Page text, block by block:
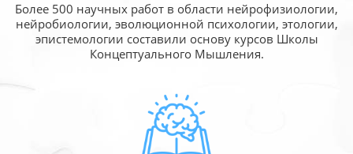
Более 500 научных работ в области нейрофизиологии,
нейробиологии, эволюционной психологии, этологии,
эпистемологии составили основу курсов Школы
Концептуального Мышления.